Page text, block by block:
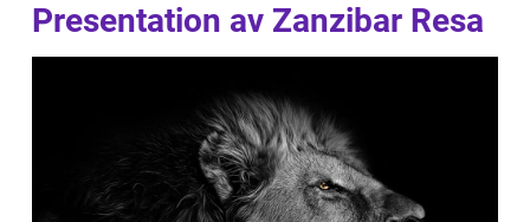
Presentation av Zanzibar Resa